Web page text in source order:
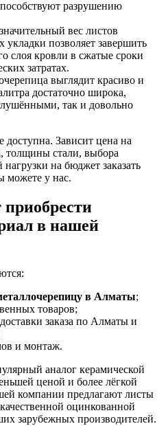
разрушению
вес листов
укладки позволяет завершить
слоя кровли в сжатые сроки
затратах.
выглядит красиво и
достаточно широка,
так и довольно
доступна. Зависит цена на
толщины стали, выбора
на бюджет заказать
можете у нас.
в нашей
в Алматы;
товаров;
заказа по Алматы и
и монтаж.
аналог керамической
ценой и более лёгкой
компании предлагают листы
оцинкованной
зарубежных производителей.